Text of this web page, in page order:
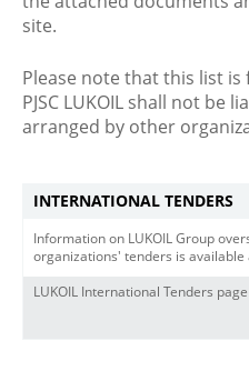
site.
Please note that this list
PJSC LUKOIL shall not be
arranged by other
INTERNATIONAL TENDERS
Information on LUKOIL Group
organizations' tenders is available
LUKOIL International Tenders page